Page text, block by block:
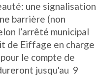
une signalisation
barrière (non
l’arrêté municipal
de Eiffage en charge
le compte de
jusqu'au 9